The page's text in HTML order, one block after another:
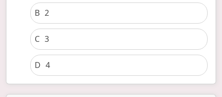
B 2
C 3
D 4